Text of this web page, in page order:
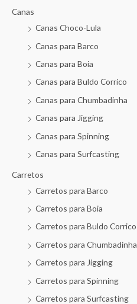
Canas
Canas Choco-Lula
Canas para Barco
Canas para Boia
Canas para Buldo Corrico
Canas para Chumbadinha
Canas para Jigging
Canas para Spinning
Canas para Surfcasting
Carretos
Carretos para Barco
Carretos para Boia
Carretos para Buldo Corrico
Carretos para Chumbadinha
Carretos para Jigging
Carretos para Spinning
Carretos para Surfcasting